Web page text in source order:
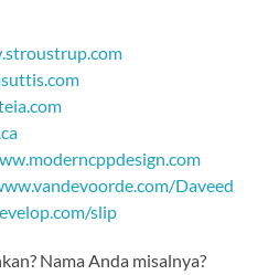
Daveed
slip
Nama Anda misalnya?